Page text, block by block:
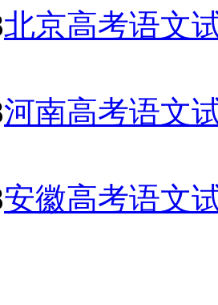
北京高考语文
河南高考语文
安徽高考语文